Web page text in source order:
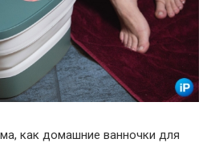
как домашние ванночки для